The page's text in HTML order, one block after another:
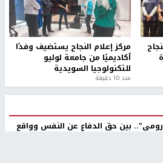
مركز إعلام النجاح يستضيف وفدًا
أكاديميًا من جامعة لوليو
للتكنولوجيا السويدية
منذ 10 دقيقة
بين حق الدفاع عن النفس وواقع